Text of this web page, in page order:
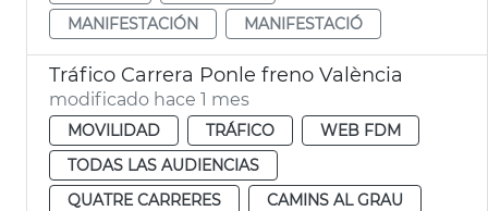
MANIFESTACIÓN
MANIFESTACIÓ
Tráfico Carrera Ponle freno València
modificado hace 1 mes
MOVILIDAD TRÁFICO
WEB FDM
TODAS LAS AUDIENCIAS
QUATRE CARRERES
CAMINS AL GRAU